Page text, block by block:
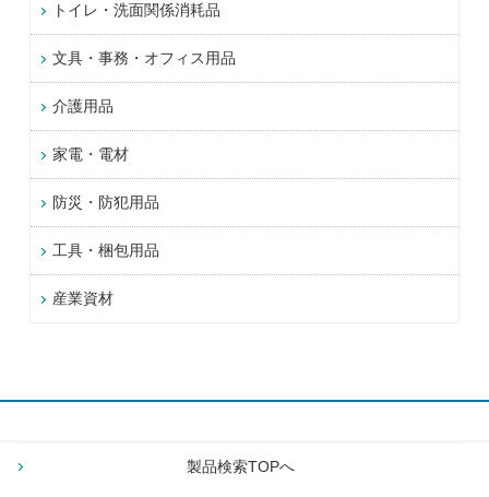
トイレ・洗面関係消耗品
文具・事務・オフィス用品
介護用品
家電・電材
防災・防犯用品
工具・梱包用品
産業資材
製品検索TOPへ